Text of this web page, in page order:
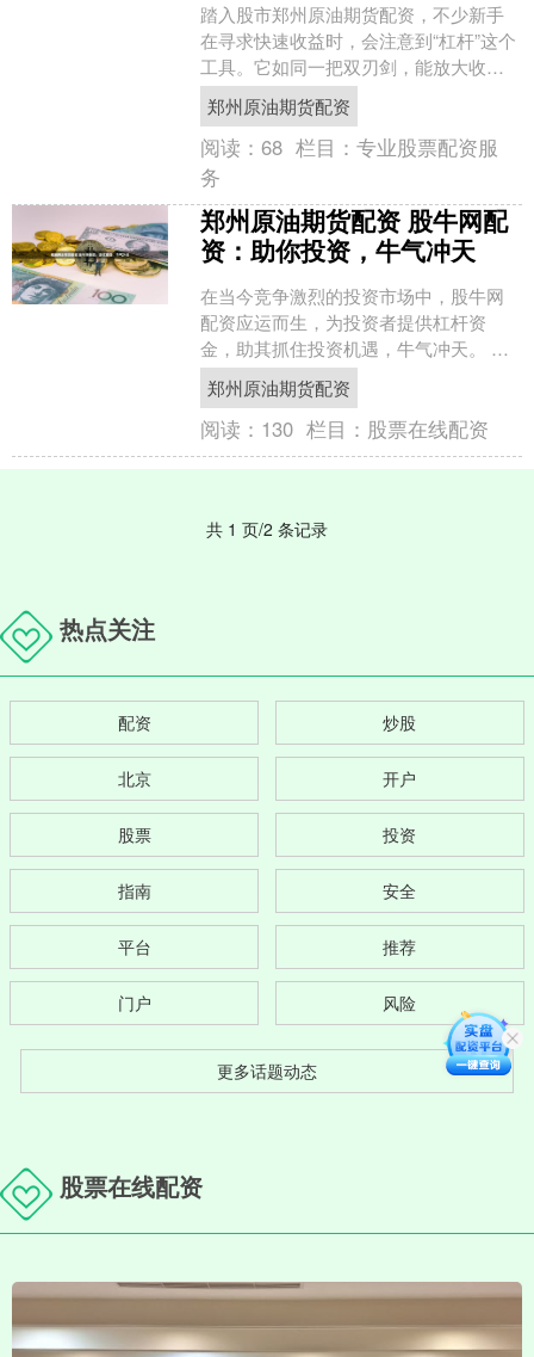
踏入股市郑州原油期货配资，不少新手
在寻求快速收益时，会注意到“杠杆”这个
工具。它如同一把双刃剑，能放大收
益，亦能加剧亏损。对于初入市场的投
资者而言，选择一款安全....
郑州原油期货配资
阅读：68 栏目：专业股票配资服
务
郑州原油期货配资 股牛网配
资：助你投资，牛气冲天
在当今竞争激烈的投资市场中，股牛网
配资应运而生，为投资者提供杠杆资
金，助其抓住投资机遇，牛气冲天。 配
资炒股神器提供杠杆资金，放大投资者
的资金规模。通过杠杆效应....
郑州原油期货配资
阅读： 130 栏目： 股票在线配资
共 1 页/2 条记录
热点关注
配资 炒股
北京 开户
股票 投资
指南 安全
平台 推荐
门户 风险
更多话题动态
股票在线配资